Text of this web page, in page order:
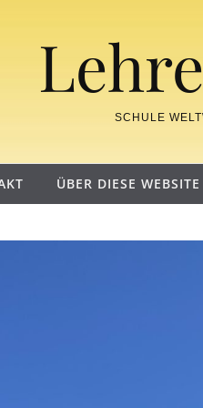
SCHULE
ÜBER DIESE WEBSITE